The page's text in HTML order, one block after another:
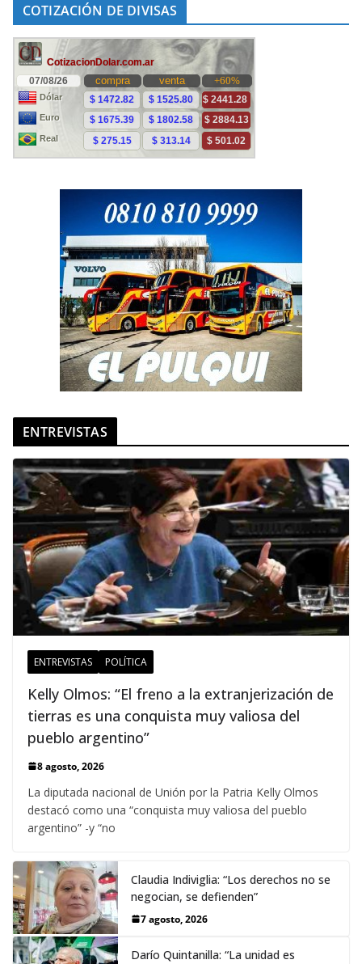
COTIZACIÓN DE DIVISAS
ENTREVISTAS
ENTREVISTAS POLÍTICA
Kelly Olmos: “El freno a la extranjerización de
tierras es una conquista muy valiosa del
pueblo argentino”
8 agosto, 2026
La diputada nacional de Unión por la Patria Kelly Olmos
destacó como una “conquista muy valiosa del pueblo
argentino” -y “no
Claudia Indiviglia: “Los derechos no se
negocian, se defienden”
7 agosto, 2026
Darío Quintanilla: “La unidad es